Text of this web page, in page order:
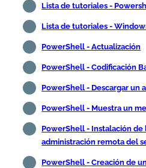
Lista de tutoriales -
Lista de tutoriales -
PowerShell - Actualización
PowerShell - Codificación
PowerShell - Descargar un
PowerShell - Muestra un
PowerShell - Instalación de
administración remota del
PowerShell - Creación de